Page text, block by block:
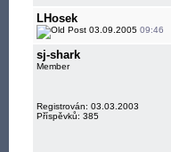
LHosek
03.09.2005 09:46
sj-shark
Member
Registrován: 03.03.2003
Příspěvků: 385